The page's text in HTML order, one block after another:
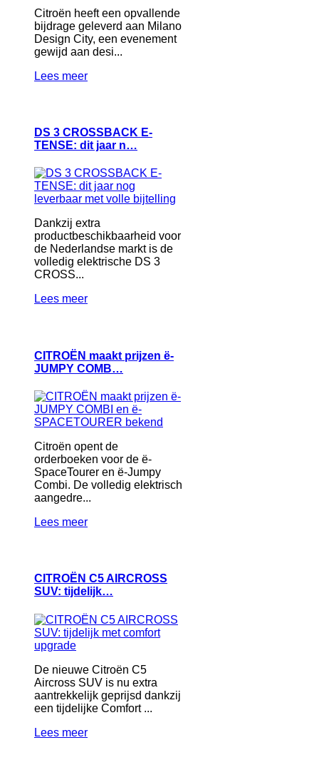
Citroën heeft een opvallende
bijdrage geleverd aan Milano
Design City, een evenement
gewijd aan desi...
Lees meer
DS 3 CROSSBACK E-
TENSE: dit jaar n…
Dankzij extra
productbeschikbaarheid voor
de Nederlandse markt is de
volledig elektrische DS 3
CROSS...
Lees meer
CITROËN maakt prijzen ë-
JUMPY COMB…
Citroën opent de
orderboeken voor de ë-
SpaceTourer en ë-Jumpy
Combi. De volledig elektrisch
aangedre...
Lees meer
CITROËN C5 AIRCROSS
SUV: tijdelijk…
De nieuwe Citroën C5
Aircross SUV is nu extra
aantrekkelijk geprijsd dankzij
een tijdelijke Comfort ...
Lees meer